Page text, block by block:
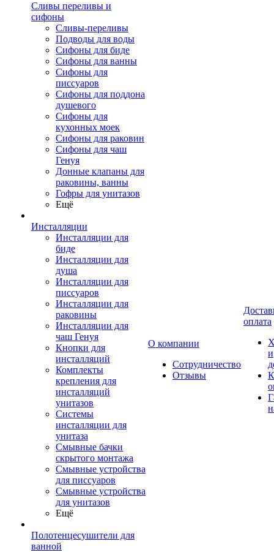
Сливы переливы и
сифоны
Сливы-переливы
Подводы для воды
Сифоны для биде
Сифоны для ванны
Сифоны для
писсуаров
Сифоны для поддона
душевого
Сифоны для
кухонных моек
Сифоны для раковин
Сифоны для чаш
Генуя
Донные клапаны для
раковины, ванны
Гофры для унитазов
Ещё
Инсталляции
Инсталляции для
биде
Инсталляции для
душа
Инсталляции для
писсуаров
Инсталляции для
раковины
Инсталляции для
чаш Генуя
Кнопки для
инсталляций
Комплекты
крепления для
инсталляций
унитазов
Системы
инсталляции для
унитаза
Смывные бачки
скрытого монтажа
Смывные устройства
для писсуаров
Смывные устройства
для унитазов
Ещё
Полотенцесушители для
ванной
О компании
Сотрудничество
Отзывы
оплата
и